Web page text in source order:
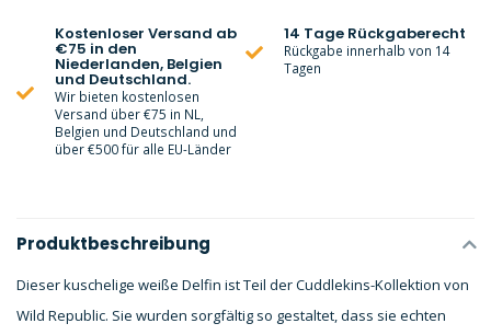
Kostenloser Versand ab
€75 in den
Niederlanden, Belgien
und Deutschland.
Wir bieten kostenlosen
Versand über €75 in NL,
Belgien und Deutschland und
über €500 für alle EU-Länder
14 Tage Rückgaberecht
Rückgabe innerhalb von 14
Tagen
Produktbeschreibung
Dieser kuschelige weiße Delfin ist Teil der Cuddlekins-Kollektion von
Wild Republic. Sie wurden sorgfältig so gestaltet, dass sie echten